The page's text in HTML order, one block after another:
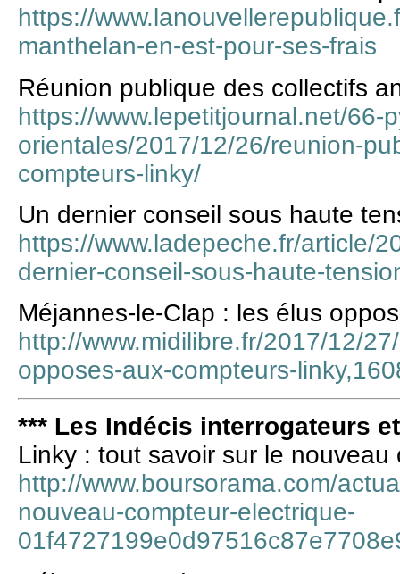
https://
manthelan-en-est-pour-ses-frais
Réunion publique des collectifs
https://www.lepetitjournal.net/66-
orientales/2017/12/26/reunion-
compteurs-linky/
Un dernier conseil sous haute
https://www.ladepeche.fr/article/
dernier-conseil-sous-haute-
Méjannes-le-Clap : les élus
http://www.midilibre.fr/2017/12/
opposes-aux-compteurs-
*** Les Indécis interrogateurs
Linky : tout savoir sur le nouveau
http://www.boursorama.com/
nouveau-compteur-electrique-